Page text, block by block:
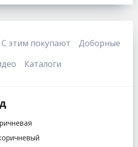
С этим покупают
Доборные
Каталоги